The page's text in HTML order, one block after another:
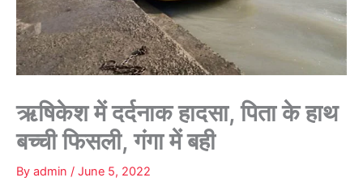
ऋषिकेश में दर्दनाक हादसा, पिता के हाथ
बच्ची फिसली, गंगा में बही
By admin / June 5, 2022